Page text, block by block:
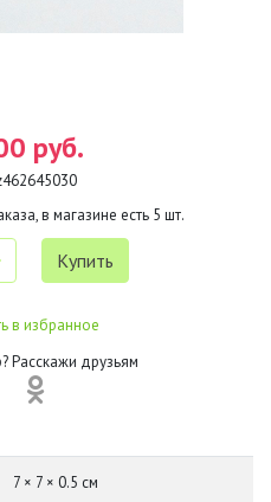
руб.
в магазине есть 5 шт.
избранное
Расскажи друзьям
7 × 7 × 0.5 см